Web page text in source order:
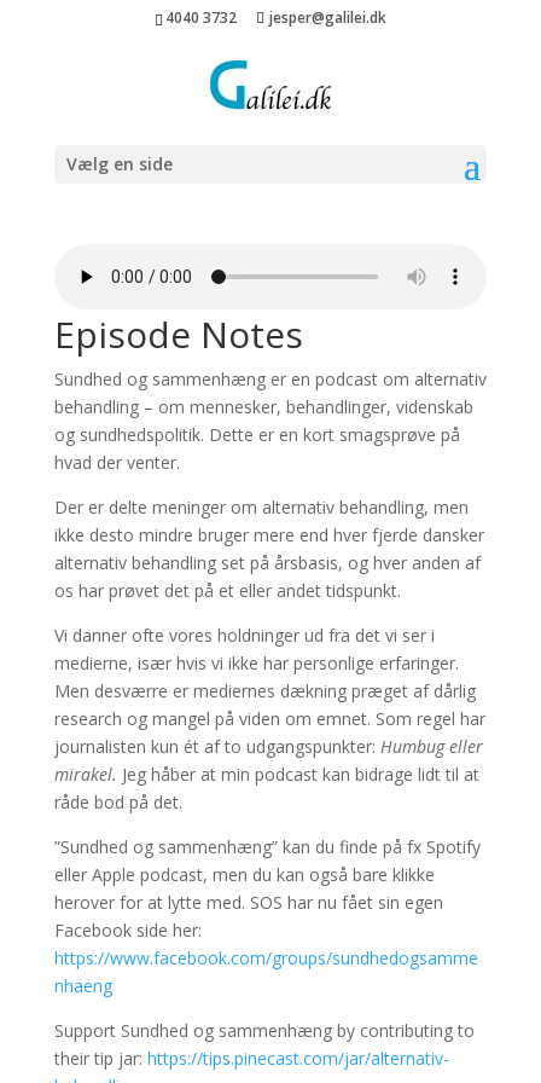
4040 3732 jesper@galilei.dk
Vælg en side
Sundhed og
sammenhæng – trailer
af|jan 10, 2023
Episode Notes
Sundhed og sammenhæng er en podcast om alternativ
behandling – om mennesker, behandlinger, videnskab
og sundhedspolitik. Dette er en kort smagsprøve på
hvad der venter.
Der er delte meninger om alternativ behandling, men
ikke desto mindre bruger mere end hver fjerde dansker
alternativ behandling set på årsbasis, og hver anden af
os har prøvet det på et eller andet tidspunkt.
Vi danner ofte vores holdninger ud fra det vi ser i
medierne, især hvis vi ikke har personlige erfaringer.
Men desværre er mediernes dækning præget af dårlig
research og mangel på viden om emnet. Som regel har
journalisten kun ét af to udgangspunkter: Humbug eller
mirakel. Jeg håber at min podcast kan bidrage lidt til at
råde bod på det.
”Sundhed og sammenhæng” kan du finde på fx Spotify
eller Apple podcast, men du kan også bare klikke
herover for at lytte med. SOS har nu fået sin egen
Facebook side her:
https://www.facebook.com/groups/sundhedogsamme
nhaeng
Support Sundhed og sammenhæng by contributing to
their tip jar: https://tips.pinecast.com/jar/alternativ-